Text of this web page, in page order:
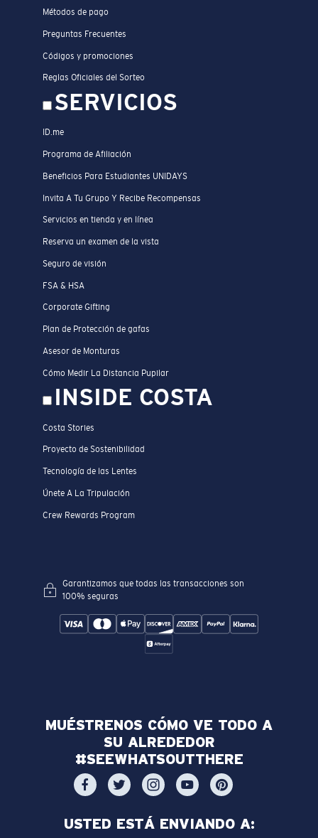
Métodos de pago
Preguntas Frecuentes
Códigos y promociones
Reglas Oficiales del Sorteo
SERVICIOS
ID.me
Programa de Afiliación
Beneficios Para Estudiantes UNIDAYS
Invita A Tu Grupo Y Recibe Recompensas
Servicios en tienda y en línea
Reserva un examen de la vista
Seguro de visión
FSA & HSA
Corporate Gifting
Plan de Protección de gafas
Asesor de Monturas
Cómo Medir La Distancia Pupilar
INSIDE COSTA
Costa Stories
Proyecto de Sostenibilidad
Tecnología de las Lentes
Únete A La Tripulación
Crew Rewards Program
Garantizamos que todas las transacciones son
100% seguras
MUÉSTRENOS CÓMO VE TODO A
SU ALREDEDOR
#SEEWHATSOUTTHERE
USTED ESTÁ ENVIANDO A: